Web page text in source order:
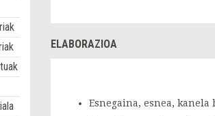
ELABORAZIOA
Esnegaina, esnea,